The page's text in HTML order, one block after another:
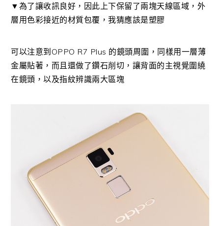
▼為了讓收訊良好，因此上下保留了兩塊天線區域，外
層用色彩接近的材質包覆，我猜應該是塑膠
可以注意到OPPO R7 Plus 的鏡頭周圍，同樣用一層薄
金屬貼著，而且還做了鑽石削切，讓背面的主視覺圍繞
在鏡頭，以及指紋辨識兩大區塊